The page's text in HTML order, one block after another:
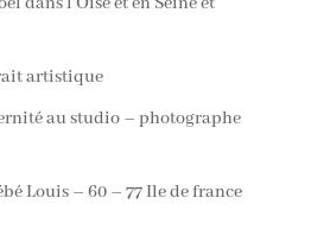
artistique
au studio – photographe
Louis – 60 – 77 Ile de france